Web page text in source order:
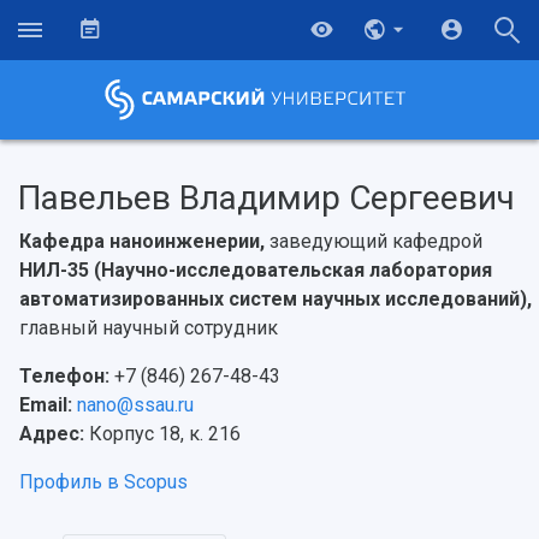
Павельев Владимир Сергеевич
Кафедра наноинженерии, заведующий кафедрой
НИЛ-35 (Научно-исследовательская лаборатория
автоматизированных систем научных исследований),
главный научный сотрудник
Телефон: +7 (846) 267-48-43
Email: nano@ssau.ru
Адрес: Корпус 18, к. 216
Профиль в Scopus